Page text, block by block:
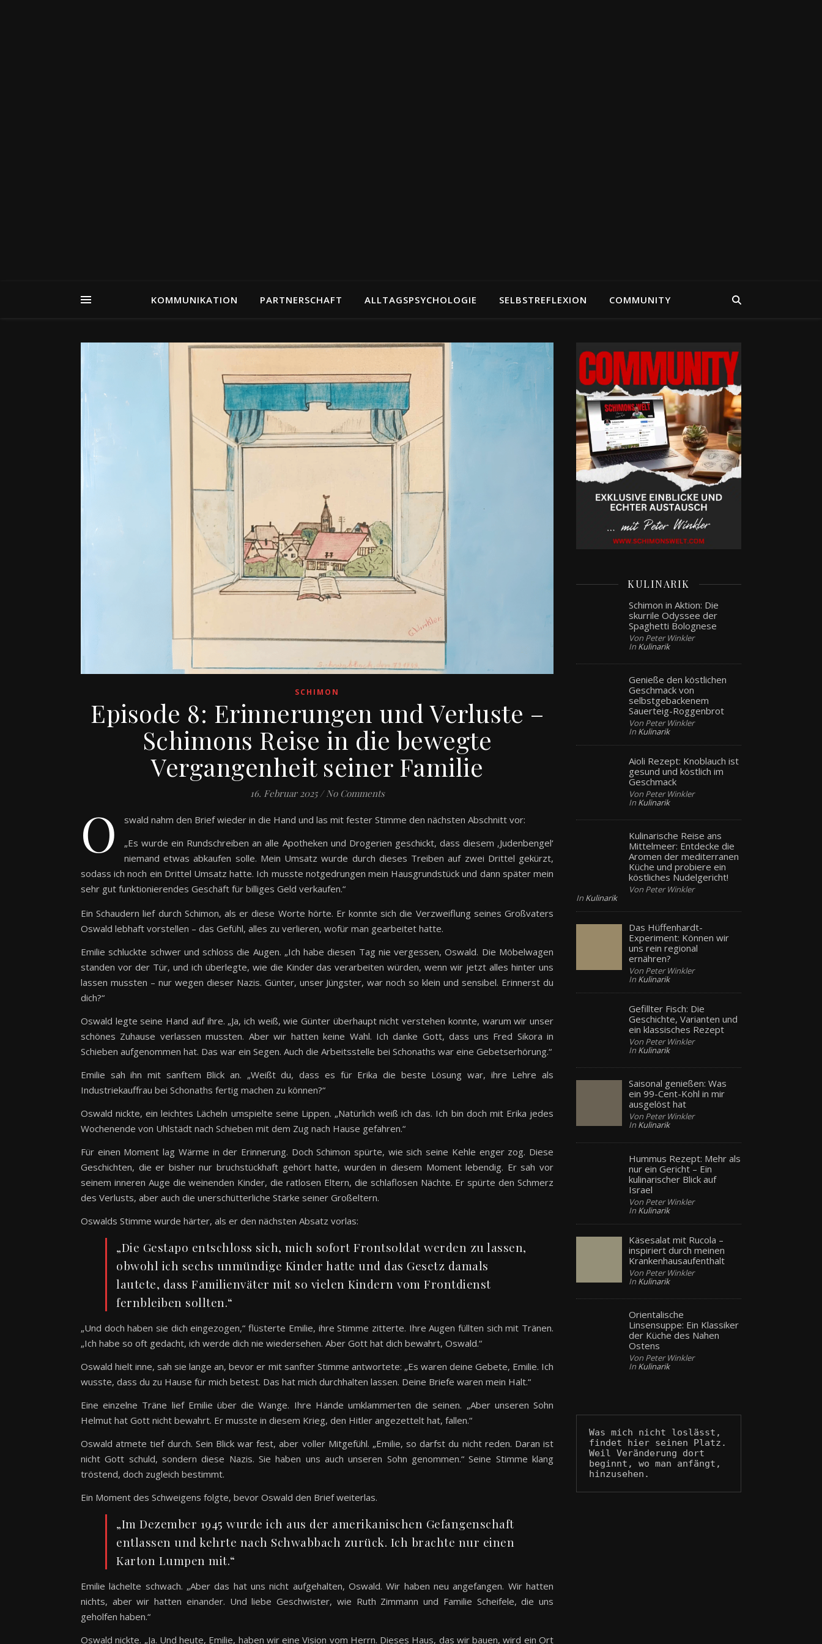
KOMMUNIKATION PARTNERSCHAFT ALLTAGSPSYCHOLOGIE SELBSTREFLEXION COMMUNITY
SCHIMON
Episode 8: Erinnerungen und Verluste –
Schimons Reise in die bewegte
Vergangenheit seiner Familie
16. Februar 2025 / No Comments
O
swald nahm den Brief wieder in die Hand und las mit fester Stimme den nächsten Abschnitt vor:
„Es wurde ein Rundschreiben an alle Apotheken und Drogerien geschickt, dass diesem ‚Judenbengel‘
niemand etwas abkaufen solle. Mein Umsatz wurde durch dieses Treiben auf zwei Drittel gekürzt,
sodass ich noch ein Drittel Umsatz hatte. Ich musste notgedrungen mein Hausgrundstück und dann später mein
sehr gut funktionierendes Geschäft für billiges Geld verkaufen.“
Ein Schaudern lief durch Schimon, als er diese Worte hörte. Er konnte sich die Verzweiflung seines Großvaters
Oswald lebhaft vorstellen – das Gefühl, alles zu verlieren, wofür man gearbeitet hatte.
Emilie schluckte schwer und schloss die Augen. „Ich habe diesen Tag nie vergessen, Oswald. Die Möbelwagen
standen vor der Tür, und ich überlegte, wie die Kinder das verarbeiten würden, wenn wir jetzt alles hinter uns
lassen mussten – nur wegen dieser Nazis. Günter, unser Jüngster, war noch so klein und sensibel. Erinnerst du
dich?“
Oswald legte seine Hand auf ihre. „Ja, ich weiß, wie Günter überhaupt nicht verstehen konnte, warum wir unser
schönes Zuhause verlassen mussten. Aber wir hatten keine Wahl. Ich danke Gott, dass uns Fred Sikora in
Schieben aufgenommen hat. Das war ein Segen. Auch die Arbeitsstelle bei Schonaths war eine Gebetserhörung.“
Emilie sah ihn mit sanftem Blick an. „Weißt du, dass es für Erika die beste Lösung war, ihre Lehre als
Industriekauffrau bei Schonaths fertig machen zu können?“
Oswald nickte, ein leichtes Lächeln umspielte seine Lippen. „Natürlich weiß ich das. Ich bin doch mit Erika jedes
Wochenende von Uhlstädt nach Schieben mit dem Zug nach Hause gefahren.“
Für einen Moment lag Wärme in der Erinnerung. Doch Schimon spürte, wie sich seine Kehle enger zog. Diese
Geschichten, die er bisher nur bruchstückhaft gehört hatte, wurden in diesem Moment lebendig. Er sah vor
seinem inneren Auge die weinenden Kinder, die ratlosen Eltern, die schlaflosen Nächte. Er spürte den Schmerz
des Verlusts, aber auch die unerschütterliche Stärke seiner Großeltern.
Oswalds Stimme wurde härter, als er den nächsten Absatz vorlas:
„Die Gestapo entschloss sich, mich sofort Frontsoldat werden zu lassen,
obwohl ich sechs unmündige Kinder hatte und das Gesetz damals
lautete, dass Familienväter mit so vielen Kindern vom Frontdienst
fernbleiben sollten.“
„Und doch haben sie dich eingezogen,“ flüsterte Emilie, ihre Stimme zitterte. Ihre Augen füllten sich mit Tränen.
„Ich habe so oft gedacht, ich werde dich nie wiedersehen. Aber Gott hat dich bewahrt, Oswald.“
Oswald hielt inne, sah sie lange an, bevor er mit sanfter Stimme antwortete: „Es waren deine Gebete, Emilie. Ich
wusste, dass du zu Hause für mich betest. Das hat mich durchhalten lassen. Deine Briefe waren mein Halt.“
Eine einzelne Träne lief Emilie über die Wange. Ihre Hände umklammerten die seinen. „Aber unseren Sohn
Helmut hat Gott nicht bewahrt. Er musste in diesem Krieg, den Hitler angezettelt hat, fallen.“
Oswald atmete tief durch. Sein Blick war fest, aber voller Mitgefühl. „Emilie, so darfst du nicht reden. Daran ist
nicht Gott schuld, sondern diese Nazis. Sie haben uns auch unseren Sohn genommen.“ Seine Stimme klang
tröstend, doch zugleich bestimmt.
Ein Moment des Schweigens folgte, bevor Oswald den Brief weiterlas.
„Im Dezember 1945 wurde ich aus der amerikanischen Gefangenschaft
entlassen und kehrte nach Schwabbach zurück. Ich brachte nur einen
Karton Lumpen mit.“
Emilie lächelte schwach. „Aber das hat uns nicht aufgehalten, Oswald. Wir haben neu angefangen. Wir hatten
nichts, aber wir hatten einander. Und liebe Geschwister, wie Ruth Zimmann und Familie Scheifele, die uns
geholfen haben.“
Oswald nickte. „Ja. Und heute, Emilie, haben wir eine Vision vom Herrn. Dieses Haus, das wir bauen, wird ein Ort
KULINARIK
Schimon in Aktion: Die
skurrile Odyssee der
Spaghetti Bolognese
Von Peter Winkler
In Kulinarik
Genieße den köstlichen
Geschmack von
selbstgebackenem
Sauerteig-Roggenbrot
Von Peter Winkler
In Kulinarik
Aioli Rezept: Knoblauch ist
gesund und köstlich im
Geschmack
Von Peter Winkler
In Kulinarik
Kulinarische Reise ans
Mittelmeer: Entdecke die
Aromen der mediterranen
Küche und probiere ein
köstliches Nudelgericht!
Von Peter Winkler
In Kulinarik
Das Hüffenhardt-
Experiment: Können wir
uns rein regional
ernähren?
Von Peter Winkler
In Kulinarik
Gefillter Fisch: Die
Geschichte, Varianten und
ein klassisches Rezept
Von Peter Winkler
In Kulinarik
Saisonal genießen: Was
ein 99-Cent-Kohl in mir
ausgelöst hat
Von Peter Winkler
In Kulinarik
Hummus Rezept: Mehr als
nur ein Gericht – Ein
kulinarischer Blick auf
Israel
Von Peter Winkler
In Kulinarik
Käsesalat mit Rucola –
inspiriert durch meinen
Krankenhausaufenthalt
Von Peter Winkler
In Kulinarik
Orientalische
Linsensuppe: Ein Klassiker
der Küche des Nahen
Ostens
Von Peter Winkler
In Kulinarik
Was mich nicht loslässt,
findet hier seinen Platz.
Weil Veränderung dort
beginnt, wo man anfängt,
hinzusehen.